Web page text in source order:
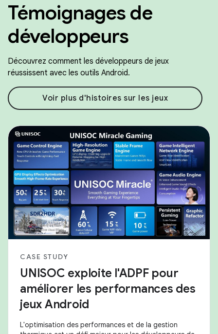
Témoignages de
développeurs
Découvrez comment les développeurs de jeux
réussissent avec les outils Android.
Voir plus d'histoires sur les jeux
CASE STUDY
UNISOC exploite l'ADPF pour
améliorer les performances des
jeux Android
L'optimisation des performances et de la gestion